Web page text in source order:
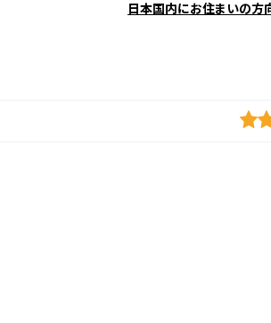
日本国内にお住まいの方